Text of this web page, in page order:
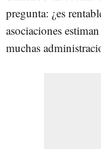
pregunta: ¿es
asociaciones
muchas